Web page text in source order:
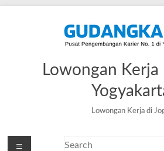
Lowongan Kerja
Lowongan Kerja di